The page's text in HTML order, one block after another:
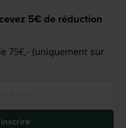
5€ de réduction
75€,- (uniquement sur